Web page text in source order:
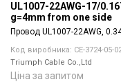
UL1007-22AWG-17/
g=4mm from one side
Провод UL1007-22AWG,
Код виробника: CE-3724-05-
Triumph Cable Co.,Ltd
Ціна за запитом